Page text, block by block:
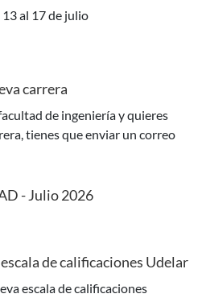
13 al 17 de julio
carrera
tienes que enviar un correo
- Julio 2026
de calificaciones Udelar